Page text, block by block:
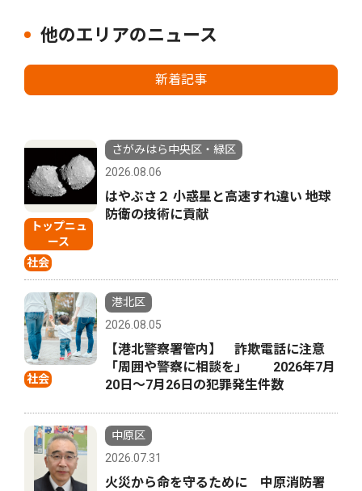
他のエリアのニュース
新着記事
トップニュ
ース
社会
さがみはら中央区・緑区
2026.08.06
はやぶさ２ 小惑星と高速すれ違い 地球
防衛の技術に貢献
社会
港北区
2026.08.05
【港北警察署管内】 詐欺電話に注意
「周囲や警察に相談を」 2026年7月
20日〜7月26日の犯罪発生件数
中原区
2026.07.31
火災から命を守るために 中原消防署